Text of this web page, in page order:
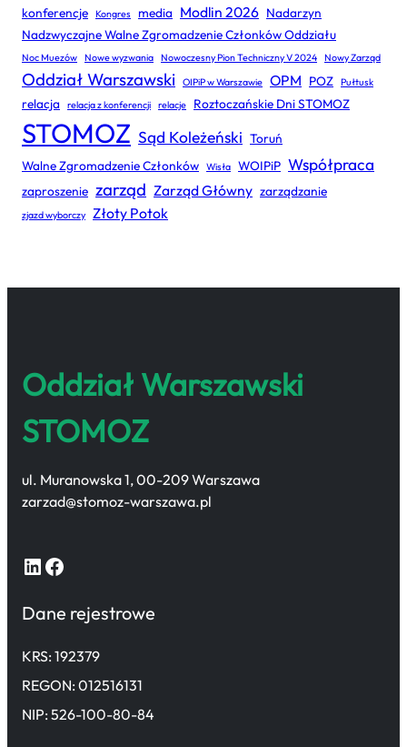
konferencje Kongres media Modlin 2026 Nadarzyn
Nadzwyczajne Walne Zgromadzenie Członków Oddziału
Noc Muezów Nowe wyzwania Nowoczesny Pion Techniczny V 2024 Nowy Zarząd
Oddział Warszawski OIPiP w Warszawie OPM POZ Pułtusk
relacja relacja z konferencji relacje Roztoczańskie Dni STOMOZ
STOMOZ Sąd Koleżeński Toruń
Walne Zgromadzenie Członków Wisła WOIPiP Współpraca
zaproszenie zarząd Zarząd Główny zarządzanie
zjazd wyborczy Złoty Potok
Oddział Warszawski
STOMOZ
ul. Muranowska 1, 00-209 Warszawa
zarzad@stomoz-warszawa.pl
LinkedIn Facebook
Dane rejestrowe
KRS: 192379
REGON: 012516131
NIP: 526-100-80-84